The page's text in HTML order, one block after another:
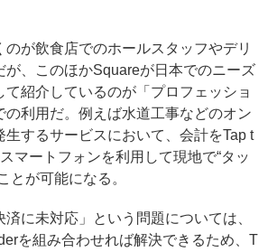
のが飲食店でのホールスタッフやデリ
が、このほかSquareが日本でのニーズ
て紹介しているのが「プロフェッショ
の利用だ。例えば水道工事などのオン
生するサービスにおいて、会計をTap t
マートフォンを利用して現地で“タッ
とが可能になる。
に未対応」という問題については、
を組み合わせれば解決できるため、T